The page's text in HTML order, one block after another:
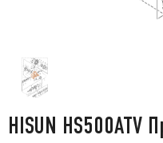
HISUN